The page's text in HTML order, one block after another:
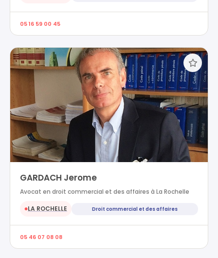
05 16 59 00 45
GARDACH Jerome
Avocat en droit commercial et des affaires à La Rochelle
●LA ROCHELLE Droit commercial et des affaires
05 46 07 08 08